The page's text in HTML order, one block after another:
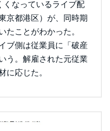
なっているライブ配
京都港区）が、同時期
たことがわかった。
ブ側は従業員に「破産
う。解雇された元従業
に応じた。